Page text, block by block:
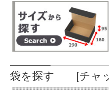
袋を探す [チャ